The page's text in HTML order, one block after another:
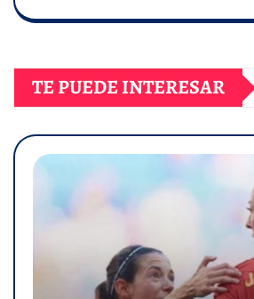
TE PUEDE INTERESAR